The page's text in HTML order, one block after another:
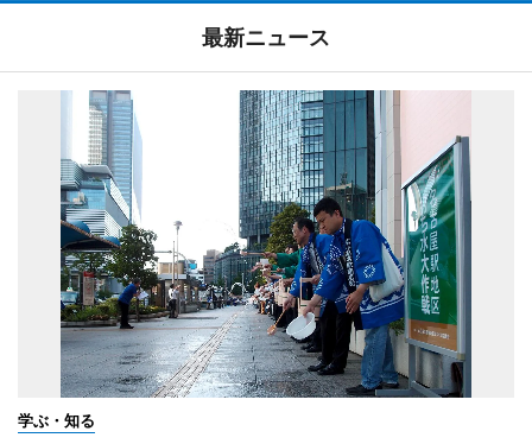
最新ニュース
学ぶ・知る